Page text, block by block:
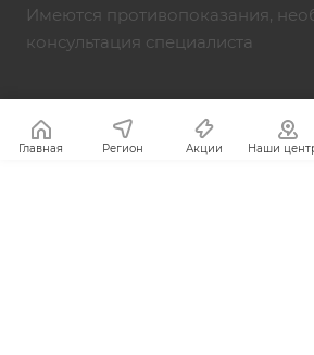
Имеются противопоказания,
консультация специалиста
Главная Регион Акции Наши